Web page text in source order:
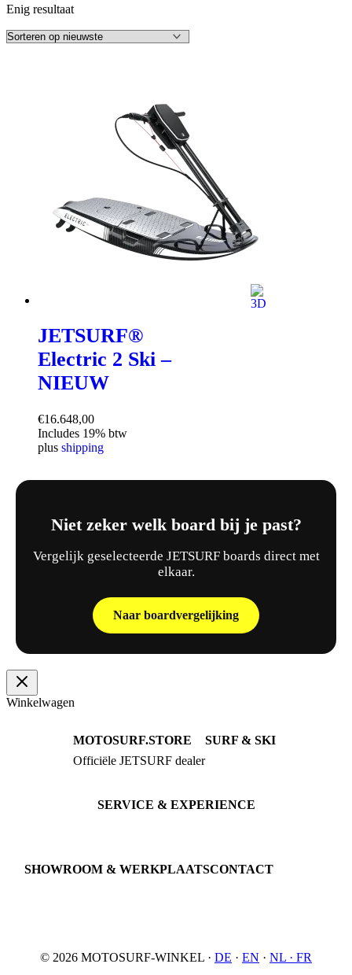
Enig resultaat
JETSURF®
Electric 2 Ski –
NIEUW
€16.648,00
Includes 19% btw
plus shipping
Niet zeker welk board bij je past?
Vergelijk geselecteerde JETSURF boards direct met
elkaar.
Naar boardvergelijking
Winkelwagen
MOTOSURF.STORE
Officiële JETSURF dealer
SURF & SKI
JETSURF Boards
SERVICE & EXPERIENCE
SHOWROOM & WERKPLAATSCONTACT
© 2026 MOTOSURF-WINKEL · DE · EN · NL · FR